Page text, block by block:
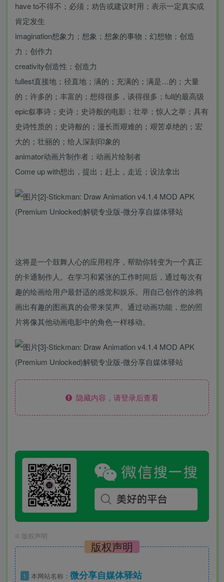
have to不得不；必须；劝告或建议时用；表示一定真实或
肯定发生
imagination想象力；想象；想象的事物；幻想物；创造
力；创作力
creativity创造性；创造力
fullest直接地；径直地；满的；充满的；满是…的；大量
的；许多的；丰富的；想得很多，谈得很多；full的最高级
epic叙事诗；史诗；史诗般的电影；壮举；惊人之举；具有
史诗性质的；史诗般的；漫长而艰难的；艰苦卓绝的；宏
大的；壮丽的；给人深刻印象的
animator动画片制作者；动画片绘制者
Come up with想出，提出；赶上，走近；设法拿出
这将是一个鼓舞人心的应用程序，帮助你转变为一个真正
的卡通制作人。在学习和紧张的工作时间后，通过每次有
趣的绘画给用户最舒适的感觉和娱乐。用自己创作的涂鸦
画出有趣的图画真的会带来笑声。通过动画功能，您的照
片将像其他动画电影中的角色一样移动。
隐藏内容，请登录后查看
© 版权声明
版权声明
1 本网站名称： 微分享自媒体驿站